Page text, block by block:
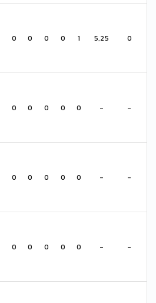
0 0 0 0 1 5,25 0
0 0 0 0 0 - -
0 0 0 0 0 - -
0 0 0 0 0 - -